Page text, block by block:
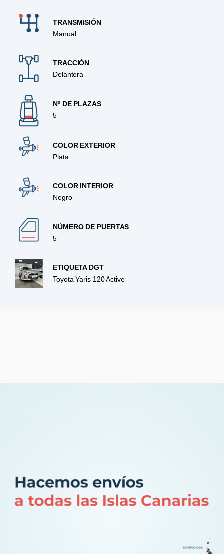
TRANSMISIÓN
Manual
TRACCIÓN
Delantera
Nº DE PLAZAS
5
COLOR EXTERIOR
Plata
COLOR INTERIOR
Negro
NÚMERO DE PUERTAS
5
ETIQUETA DGT
Toyota Yaris 120 Active